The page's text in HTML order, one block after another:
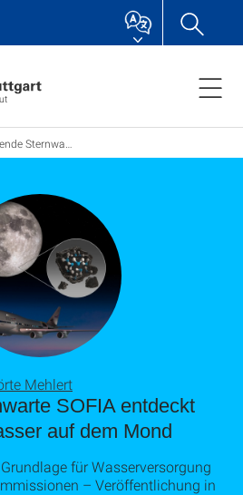
entdeckt molekulares Wasser auf dem Mond
SOFIA entdeckt
auf dem Mond
Mehlert
für Wasserversorgung
– Veröffentlichung in